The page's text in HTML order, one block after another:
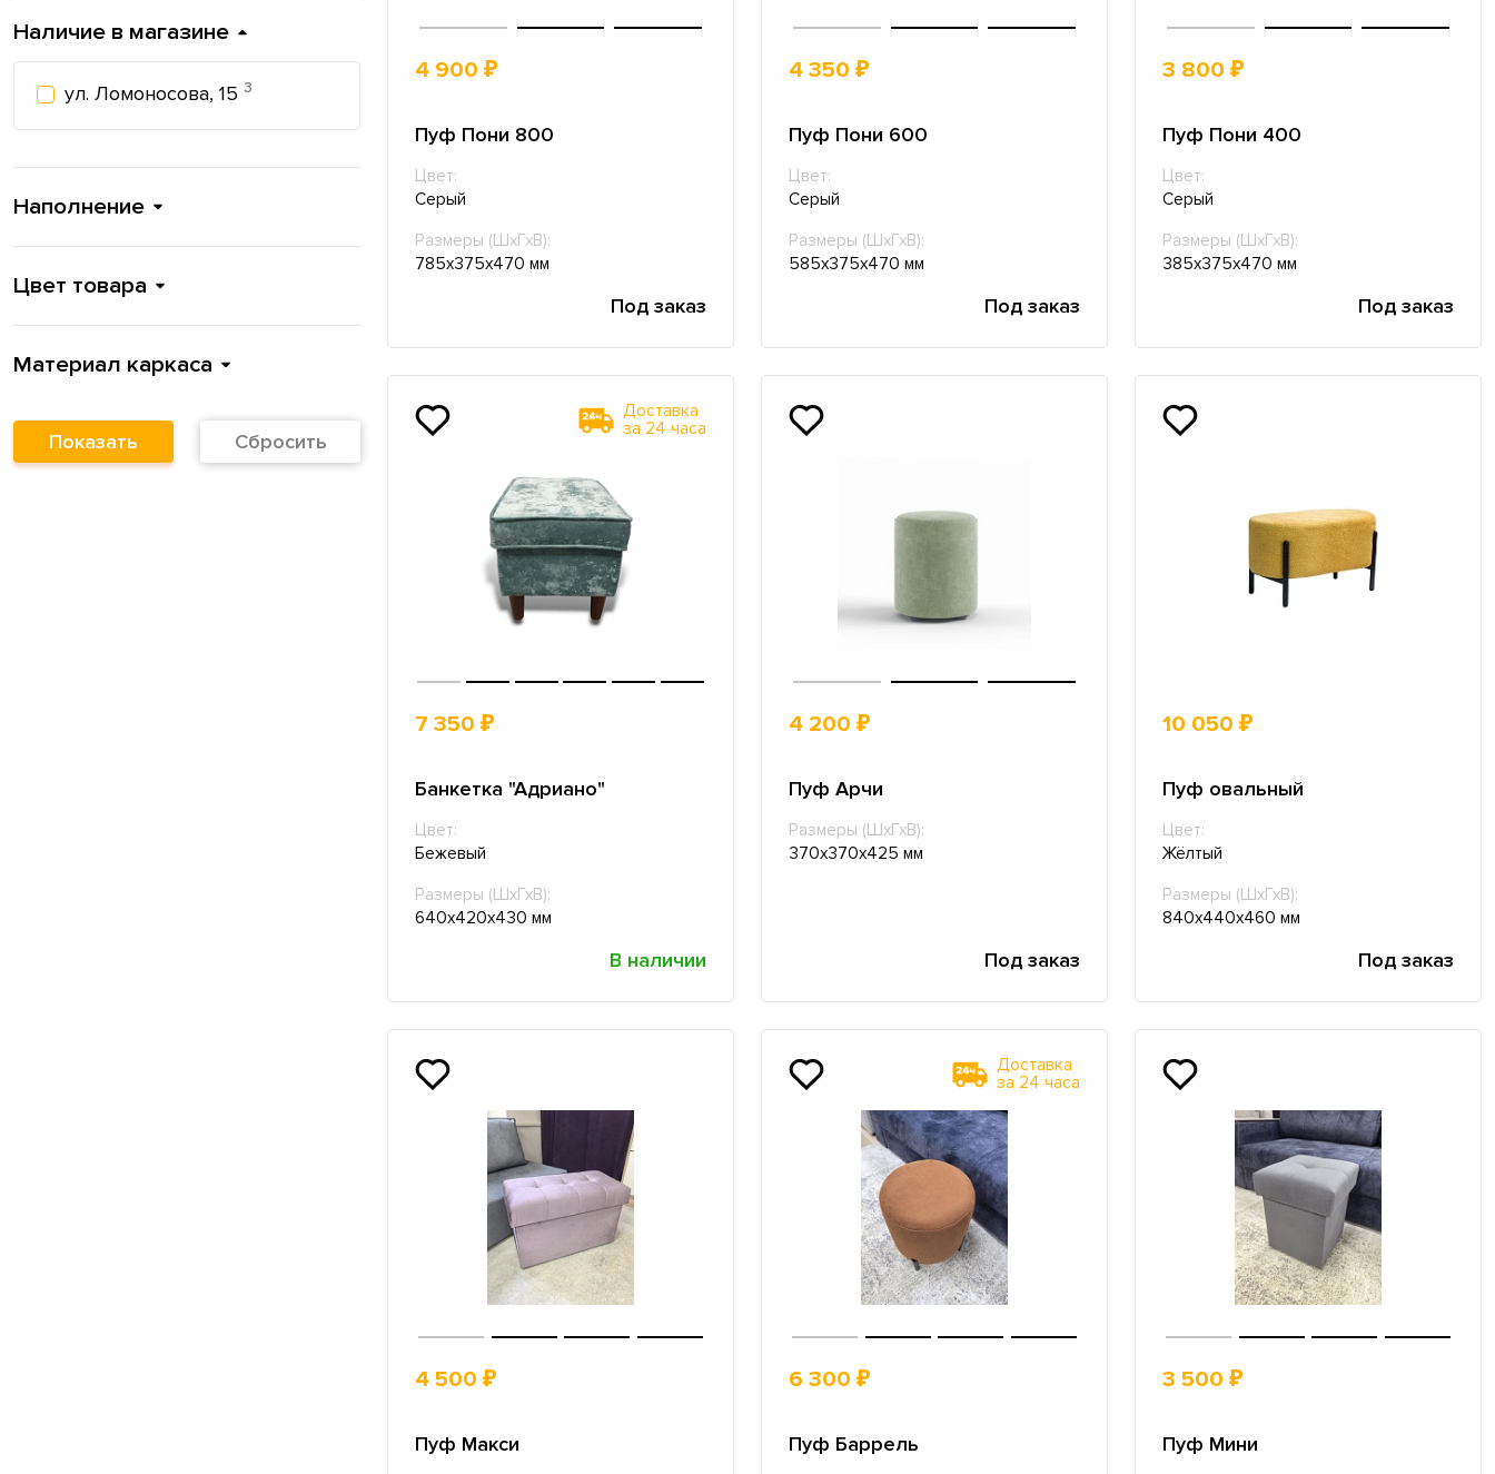
Наличие в магазине
ул. Ломоносова, 15 3
Наполнение
Цвет товара
Материал каркаса
Показать Сбросить
4 900 ₽
Пуф Пони 800
Цвет:
Серый
Размеры (ШхГхВ):
785х375х470 мм
Под заказ
4 350 ₽
Пуф Пони 600
Цвет:
Серый
Размеры (ШхГхВ):
585х375х470 мм
Под заказ
3 800 ₽
Пуф Пони 400
Цвет:
Серый
Размеры (ШхГхВ):
385х375х470 мм
Под заказ
Доставка
за 24 часа
7 350 ₽
Банкетка "Адриано"
Цвет:
Бежевый
Размеры (ШхГхВ):
640х420х430 мм
В наличии
4 200 ₽
Пуф Арчи
Размеры (ШхГхВ):
370х370х425 мм
Под заказ
10 050 ₽
Пуф овальный
Цвет:
Жёлтый
Размеры (ШхГхВ):
840х440х460 мм
Под заказ
4 500 ₽
Пуф Макси
Доставка
за 24 часа
6 300 ₽
Пуф Баррель
3 500 ₽
Пуф Мини